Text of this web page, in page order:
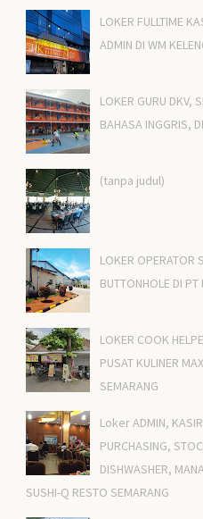
LOKER FULLTIME
ADMIN DI WM
LOKER GURU DKV,
BAHASA INGGRIS,
(tanpa judul)
LOKER OPERATOR
BUTTONHOLE DI
LOKER COOK
PUSAT KULINER
SEMARANG
Loker ADMIN,
PURCHASING,
DISHWASHER,
SUSHI-Q RESTO SEMARANG